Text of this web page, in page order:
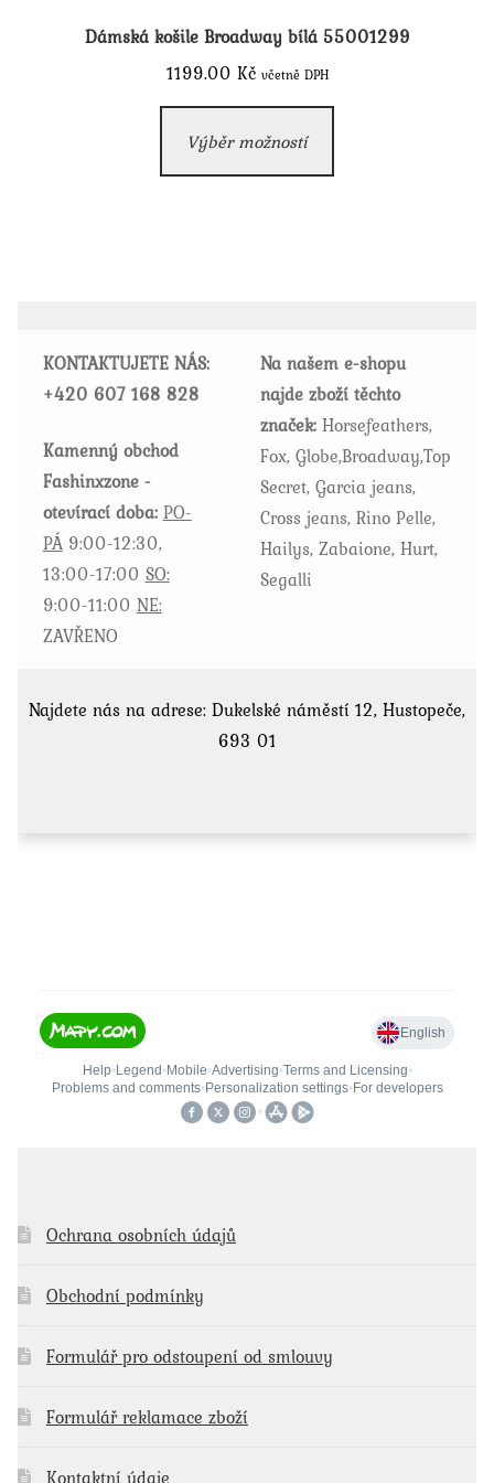
Dámská košile Broadway bílá 55001299
1199.00 Kč včetně DPH
Výběr možností
má
na
stránce
produktu
KONTAKTUJETE NÁS:
+420 607 168 828
Kamenný obchod
Fashinxzone -
otevírací doba: PO-
PÁ9:00-12:30,
13:00-17:00 SO:
9:00-11:00 NE:
ZAVŘENO
Na našem e-shopu
najde zboží těchto
značek: Horsefeathers,
Fox, Globe,Broadway,Top
Secret, Garcia jeans,
Cross jeans, Rino Pelle,
Hailys, Zabaione, Hurt,
Segalli
Najdete nás na adrese: Dukelské náměstí 12, Hustopeče,
693 01
Ochrana osobních údajů
Obchodní podmínky
Formulář pro odstoupení od smlouvy
Formulář reklamace zboží
Kontaktní údaje